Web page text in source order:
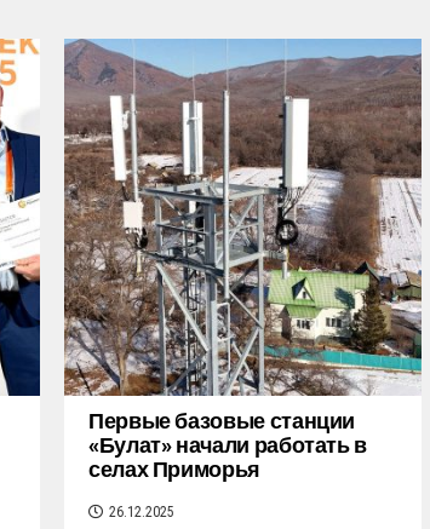
Первые базовые станции
«Булат» начали работать в
селах Приморья
26.12.2025